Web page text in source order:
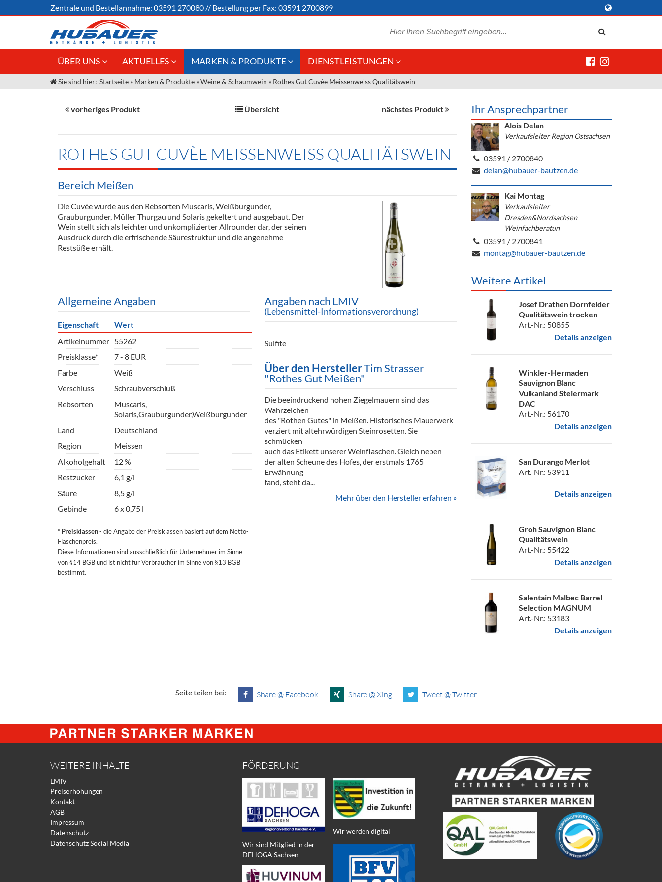
Zentrale und Bestellannahme: 03591 270080 // Bestellung per Fax: 03591 2700899
ÜBER UNS
Jobs
Unser Liefergebiet
AKTUELLES
Angebote Gastronomie &
Gastronomie
Großhandel
Innovation - Die Neue Art des
Termine
MARKEN & PRODUKTE
Weine & Schaumwein
Bier
Alkoholfreie Getränke
Kaffee
Barzubehör
Ausschankwagen
Theken + Zubehör
DIENSTLEISTUNGEN
Kommisionskauf &
Sie sind hier: Startseite » Marken & Produkte »Weine & Schaumwein » Rothes Gut Cuvèe Meissenweiss Qualitätswein
vorheriges Produkt Übersicht nächstes Produkt
ROTHES GUT CUVÈE MEISSENWEISS QUALITÄTSWEIN
Bereich Meißen
Die Cuvée wurde aus den Rebsorten Muscaris, Weißburgunder,
Grauburgunder, Müller Thurgau und Solaris gekeltert und ausgebaut. Der
Wein stellt sich als leichter und unkomplizierter Allrounder dar, der seinen
Ausdruck durch die erfrischende Säurestruktur und die angenehme
Restsüße erhält.
Allgemeine Angaben
Eigenschaft
Wert
Artikelnummer 55262
Preisklasse*
7 - 8 EUR
Farbe
Weiß
Verschluss
Schraubverschluß
Rebsorten
Muscaris,
Solaris,Grauburgunder,Weißburgunder
Land
Deutschland
Region
Meissen
Alkoholgehalt
12 %
Restzucker
6,1 g/l
Säure
8,5 g/l
Gebinde
6 x 0,75 l
* Preisklassen- die Angabe der Preisklassen basiert auf dem Netto-
Flaschenpreis.
Diese Informationen sind ausschließlich für Unternehmer im Sinne
von §14 BGB und ist nicht für Verbraucher im Sinne von §13 BGB
bestimmt.
Angaben nach LMIV
(Lebensmittel-Informationsverordnung)
Sulfite
Über den HerstellerTim Strasser
"Rothes Gut Meißen"
Die beeindruckend hohen Ziegelmauern sind das
Wahrzeichen
des "Rothen Gutes" in Meißen. Historisches Mauerwerk
verziert mit altehrwürdigen Steinrosetten. Sie
schmücken
auch das Etikett unserer Weinflaschen. Gleich neben
der alten Scheune des Hofes, der erstmals 1765
Erwähnung
fand, steht da...
Mehr über den Hersteller erfahren »
Ihr Ansprechpartner
Alois Delan
Verkaufsleiter Region Ostsachsen
03591 / 2700840
delan@hubauer-bautzen.de
Kai Montag
Verkaufsleiter
Dresden&Nordsachsen
Weinfachberatun
03591 / 2700841
montag@hubauer-bautzen.de
Weitere Artikel
Josef Drathen Dornfelder
Qualitätswein trocken
Art.-Nr.: 50855
Details anzeigen
Winkler-Hermaden
Sauvignon Blanc
Vulkanland Steiermark
DAC
Art.-Nr.: 56170
Details anzeigen
San Durango Merlot
Art.-Nr.: 53911
Details anzeigen
Groh Sauvignon Blanc
Qualitätswein
Art.-Nr.: 55422
Details anzeigen
Salentain Malbec Barrel
Selection MAGNUM
Art.-Nr.: 53183
Details anzeigen
Seite teilen bei: Share @ Facebook Share @ Xing Tweet @ Twitter
WEITERE INHALTE
LMIV
Preiserhöhungen
Kontakt
AGB
Impressum
Datenschutz
Datenschutz Social Media
FÖRDERUNG
Wir sind Mitglied in der
DEHOGA Sachsen
Wir werden digital